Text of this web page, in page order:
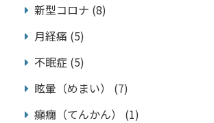
新型コロナ (8)
月経痛 (5)
不眠症 (5)
眩暈（めまい）
(7)
癲癇（てんかん）
(1)